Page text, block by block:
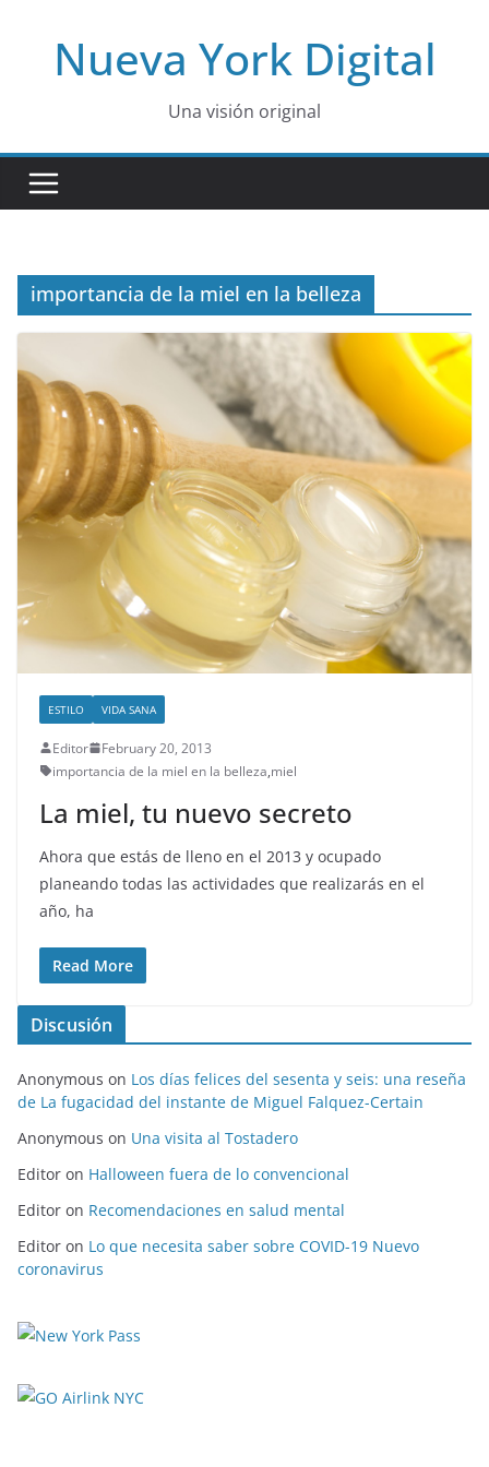
contentNueva York Digital
Una visión original
importancia de la miel en la belleza
ESTILO VIDA SANA
Editor
February 20, 2013
importancia de la miel en la belleza,miel
La miel, tu nuevo secreto
Ahora que estás de lleno en el 2013 y ocupado
planeando todas las actividades que realizarás en el
año, ha
Read More
Discusión
Anonymous on Los días felices del sesenta y seis: una reseña
de La fugacidad del instante de Miguel Falquez-Certain
Anonymous on Una visita al Tostadero
Editor on Halloween fuera de lo convencional
Editor on Recomendaciones en salud mental
Editor on Lo que necesita saber sobre COVID-19 Nuevo
coronavirus